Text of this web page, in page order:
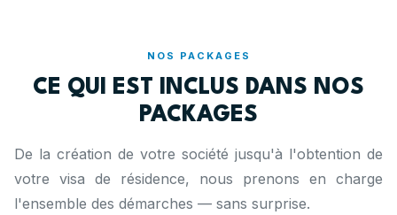
NOS PACKAGES
CE QUI EST INCLUS DANS NOS
PACKAGES
De la création de votre société jusqu'à l'obtention de
votre visa de résidence, nous prenons en charge
l'ensemble des démarches — sans surprise.